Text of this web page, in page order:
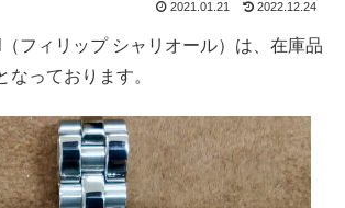
2021.01.21 2022.12.24
フィリップ シャリオール）は、在庫品
なっております。